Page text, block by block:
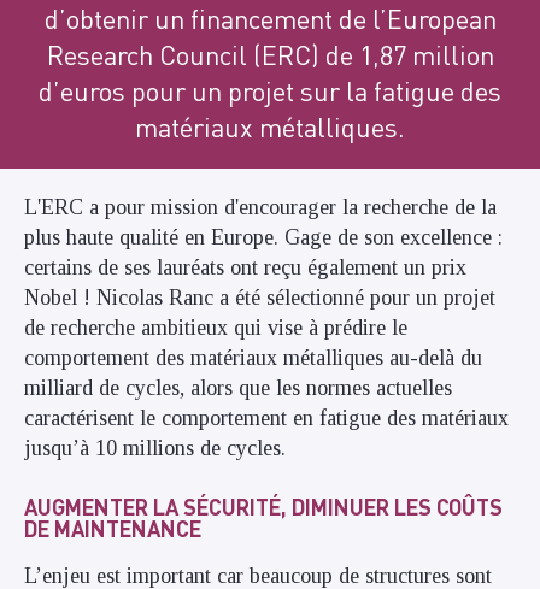
d’obtenir un financement de l’European
Research Council (ERC) de 1,87 million
d’euros pour un projet sur la fatigue des
matériaux métalliques.
L'ERC a pour mission d'encourager la recherche de la
plus haute qualité en Europe. Gage de son excellence :
certains de ses lauréats ont reçu également un prix
Nobel ! Nicolas Ranc a été sélectionné pour un projet
de recherche ambitieux qui vise à prédire le
comportement des matériaux métalliques au-delà du
milliard de cycles, alors que les normes actuelles
caractérisent le comportement en fatigue des matériaux
jusqu’à 10 millions de cycles.
AUGMENTER LA SÉCURITÉ, DIMINUER LES COÛTS
DE MAINTENANCE
L’enjeu est important car beaucoup de structures sont